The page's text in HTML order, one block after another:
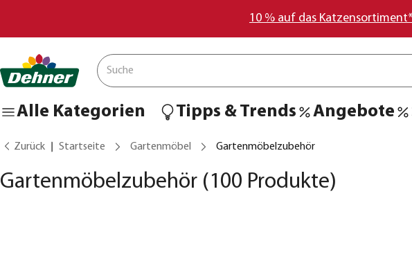
10 % auf das
Alle Kategorien Tipps & Trends Angebote
Zurück Startseite Gartenmöbel Gartenmöbelzubehör
Gartenmöbelzubehör (100 Produkte)